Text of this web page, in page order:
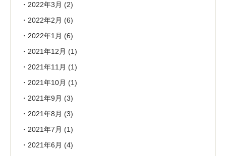
2022年3月 (2)
2022年2月 (6)
2022年1月 (6)
2021年12月 (1)
2021年11月 (1)
2021年10月 (1)
2021年9月 (3)
2021年8月 (3)
2021年7月 (1)
2021年6月 (4)